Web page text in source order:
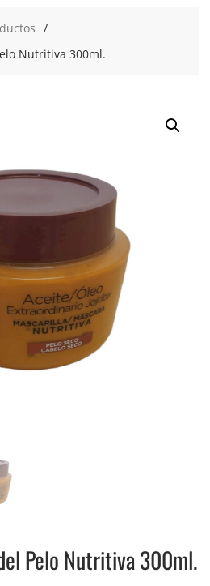
Nutritiva 300ml.
Pelo Nutritiva 300ml.